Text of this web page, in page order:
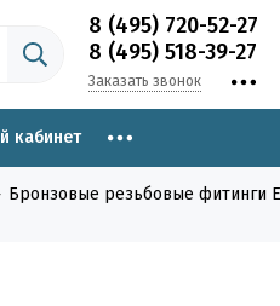
8 (495) 720-52-27
8 (495) 518-39-27
Заказать звонок
кабинет
Бронзовые резьбовые фитинги